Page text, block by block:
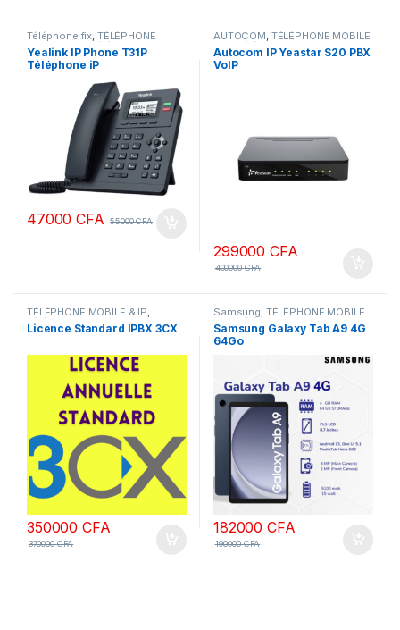
Téléphone fix, TÉLÉPHONE
MOBILE & IP,Téléphonie
d'entreprise,Yealink
Yealink IP Phone T31P
Téléphone iP
47000CFA 55000CFA
AUTOCOM, TÉLÉPHONE MOBILE
& IP Téléphonie d'entreprise
Autocom IP Yeastar S20 PBX
VoIP
299000CFA
400000CFA
TÉLÉPHONE MOBILE & IP,
Téléphonie d'entreprise
Licence Standard IPBX 3CX
350000CFA
370000CFA
Samsung, TÉLÉPHONE MOBILE
& IP Téléphone Mobile et
tablette
Samsung Galaxy Tab A9 4G
64Go
182000CFA
190000CFA